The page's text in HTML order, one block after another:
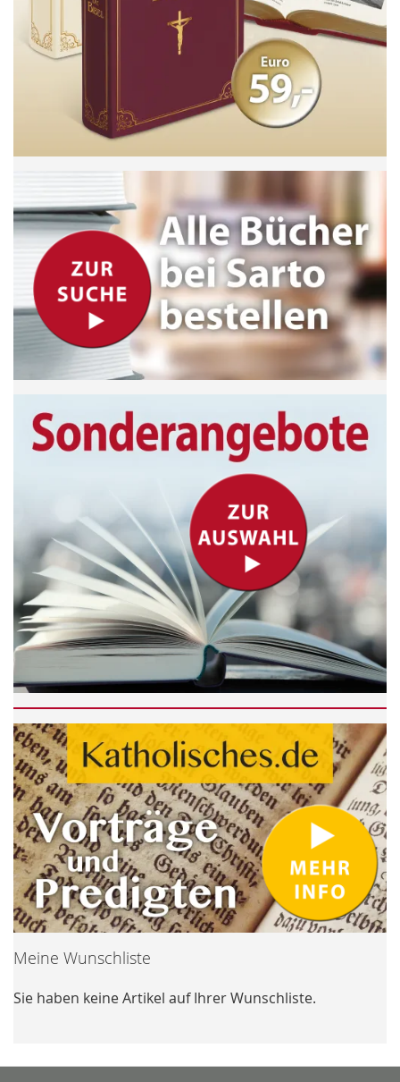
Meine Wunschliste
Sie haben keine Artikel auf Ihrer Wunschliste.